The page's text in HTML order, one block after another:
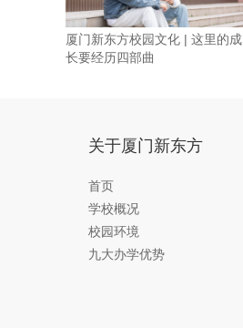
厦门新东方校园文化 | 这里的成
长要经历四部曲
关于厦门新东方
首页
学校概况
校园环境
九大办学优势